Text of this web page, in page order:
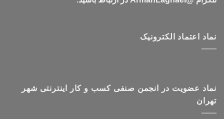
نماد اعتماد الکترونیک
نماد عضویت در انجمن صنفی کسب و کار اینترنتی شهر
تهران